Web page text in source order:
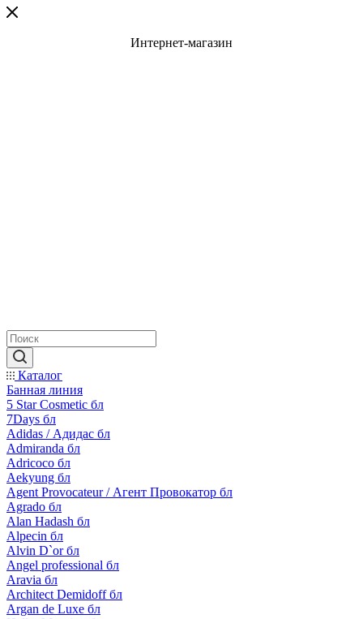
Интернет-магазин
Каталог
Банная линия
5 Star Cosmetic бл
7Days бл
Adidas / Адидас бл
Admiranda бл
Adricoco бл
Aekyung бл
Agent Provocateur / Агент Провокатор бл
Agrado бл
Alan Hadash бл
Alpecin бл
Alvin D`or бл
Angel professional бл
Aravia бл
Architect Demidoff бл
Argan de Luxe бл